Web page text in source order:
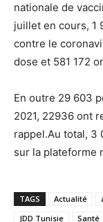
nationale de
juillet en cours, 1
contre le
dose et 581 172
En outre 29 603
2021, 22936 ont
rappel.Au total, 3
sur la plateforme
TAGS Actualité
JDD Tunisie
Santé